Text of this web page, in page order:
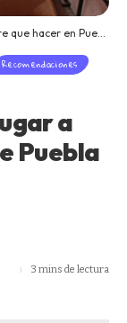
hacer en Puebla
Recomendaciones
a
Puebla
3 mins de lectura